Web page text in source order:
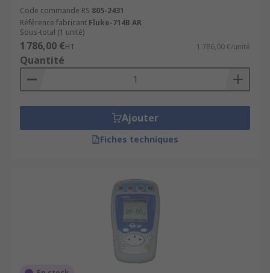
Code commande RS 805-2431
Référence fabricant Fluke-714B AR
Sous-total (1 unité)
1 786,00 €HT 1 786,00 €/unité
Quantité
Ajouter
Fiches techniques